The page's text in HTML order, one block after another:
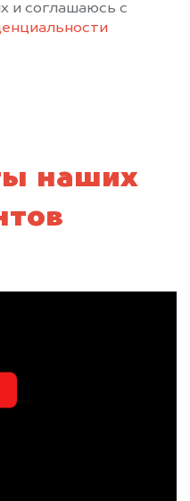
и соглашаюсь с
наших